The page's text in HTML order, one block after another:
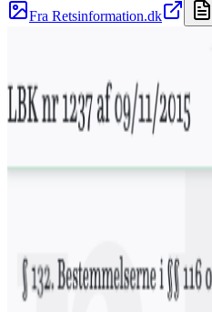
Fra Retsinformation.dk